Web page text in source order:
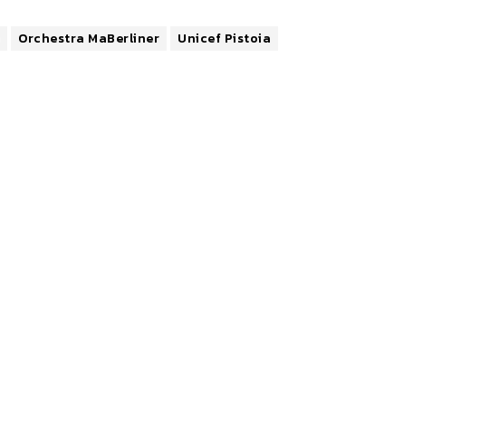
Orchestra MaBerliner Unicef Pistoia